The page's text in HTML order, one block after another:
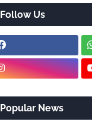
Follow Us
Popular News